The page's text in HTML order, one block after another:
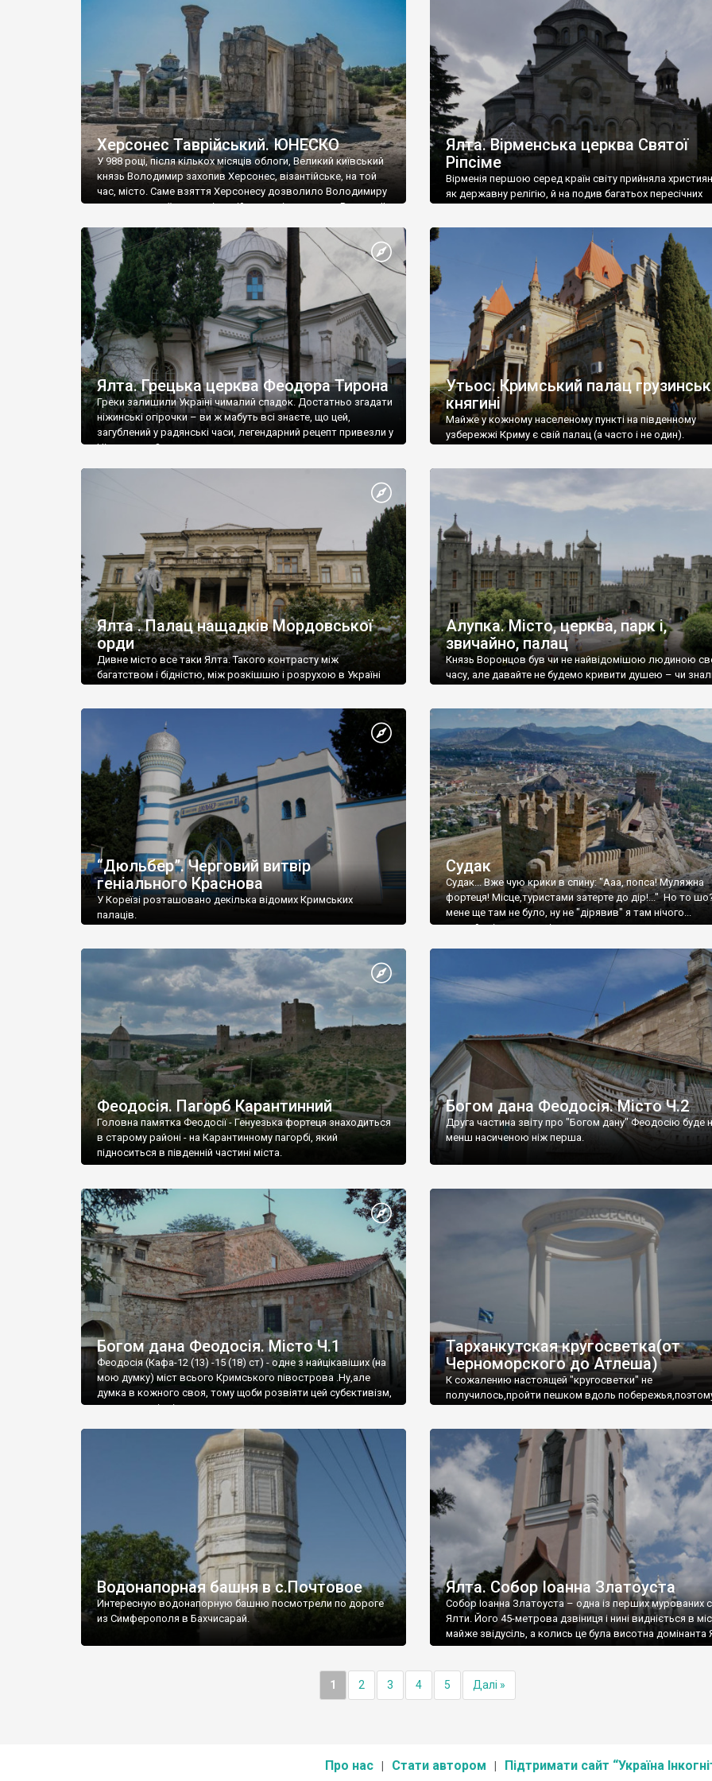
візантійської доби. Раритети викрадені з фондів об’єкту
культурної спадщини ЮНЕСКО «Херсонеса Таврійського».
Офіційно – на виставку «Золото Візантії», але експерти та
влада в Україні вважають це лише […]
називаються «повстяками» (postaki)…” “Вино. Крим
виробляє відмінне вино і його вдосталь: воно все
легке біле і дуже […]
Херсонес Таврійський. ЮНЕСКО
У 988 році, після кількох місяців облоги, Великий київський
князь Володимир захопив Херсонес, візантійське, на той
час, місто. Саме взяття Херсонесу дозволило Володимиру
диктувати свої умови візантійському імператору Василю ІІ,
Херсонесі Володимир-язичник, став Василем-
християнином. А потім було Хрещення Русі. На честь
Херсонесу Таврійського названо місто […]
Ялта. Вірменська церква Святої
Ріпсіме
Вірменія першою серед країн світу прийняла
як державну релігію, й на подив багатьох пересічних
Ялта. Грецька церква Феодора Тирона
Греки залишили Україні чималий спадок. Достатньо згадати
ніжинські огірочки – ви ж мабуть всі знаєте, що цей,
загублений у радянські часи, легендарний рецепт привезли у
Ніжин греки?
Утьос. Кримський палац
княгині
Майже у кожному населеному пункті на південному
узбережжі Криму є свій палац (а часто і не один).
Ялта . Палац нащадків Мордовської
орди
Дивне місто все таки Ялта. Такого контрасту між
багатством і бідністю, між розкішшю і розрухою в Україні
Алупка. Місто, церква, парк і,
звичайно, палац
Князь Воронцов був чи не найвідомішою людиною
часу, але давайте не будемо кривити душею – чи
“Дюльбер”. Черговий витвір
геніального Краснова
У Кореїзі розташовано декілька відомих Кримських
палаців.
Судак
Судак... Вже чую крики в спину: "Ааа, попса! Муляжна
фортеця! Місце,туристами затерте до дір!..." Но то
мене ще там не було, ну не "дірявив" я там нічого...
принаймні до цього літа.
Феодосія. Пагорб Карантинний
Головна памятка Феодосії - Генуезька фортеця знаходиться
в старому районі - на Карантинному пагорбі, який
підноситься в південній частині міста.
Богом дана Феодосія. Місто Ч.2
Друга частина звіту про "Богом дану" Феодосію буде
менш насиченою ніж перша.
Богом дана Феодосія. Місто Ч.1
Феодосія (Кафа-12 (13) -15 (18) ст) - одне з найцікавіших (на
мою думку) міст всього Кримського півострова .Ну,але
думка в кожного своя, тому щоби розвіяти цей субєктивізм,
запрошую відвідати це
Тарханкутская кругосветка(от
Черноморского до Атлеша)
К сожалению настоящей "кругосветки" не
получилось,пройти пешком вдоль
Водонапорная башня в с.Почтовое
Интересную водонапорную башню посмотрели по дороге
из Симферополя в Бахчисарай.
Ялта. Собор Іоанна Златоуста
Собор Іоанна Златоуста – одна із перших мурованих
Ялти. Його 45-метрова дзвіниця і нині видніється в
майже звідусіль, а колись це була висотна домінанта
1 2 3 4 5 Далі »
Про нас Стати автором Підтримати сайт “Україна